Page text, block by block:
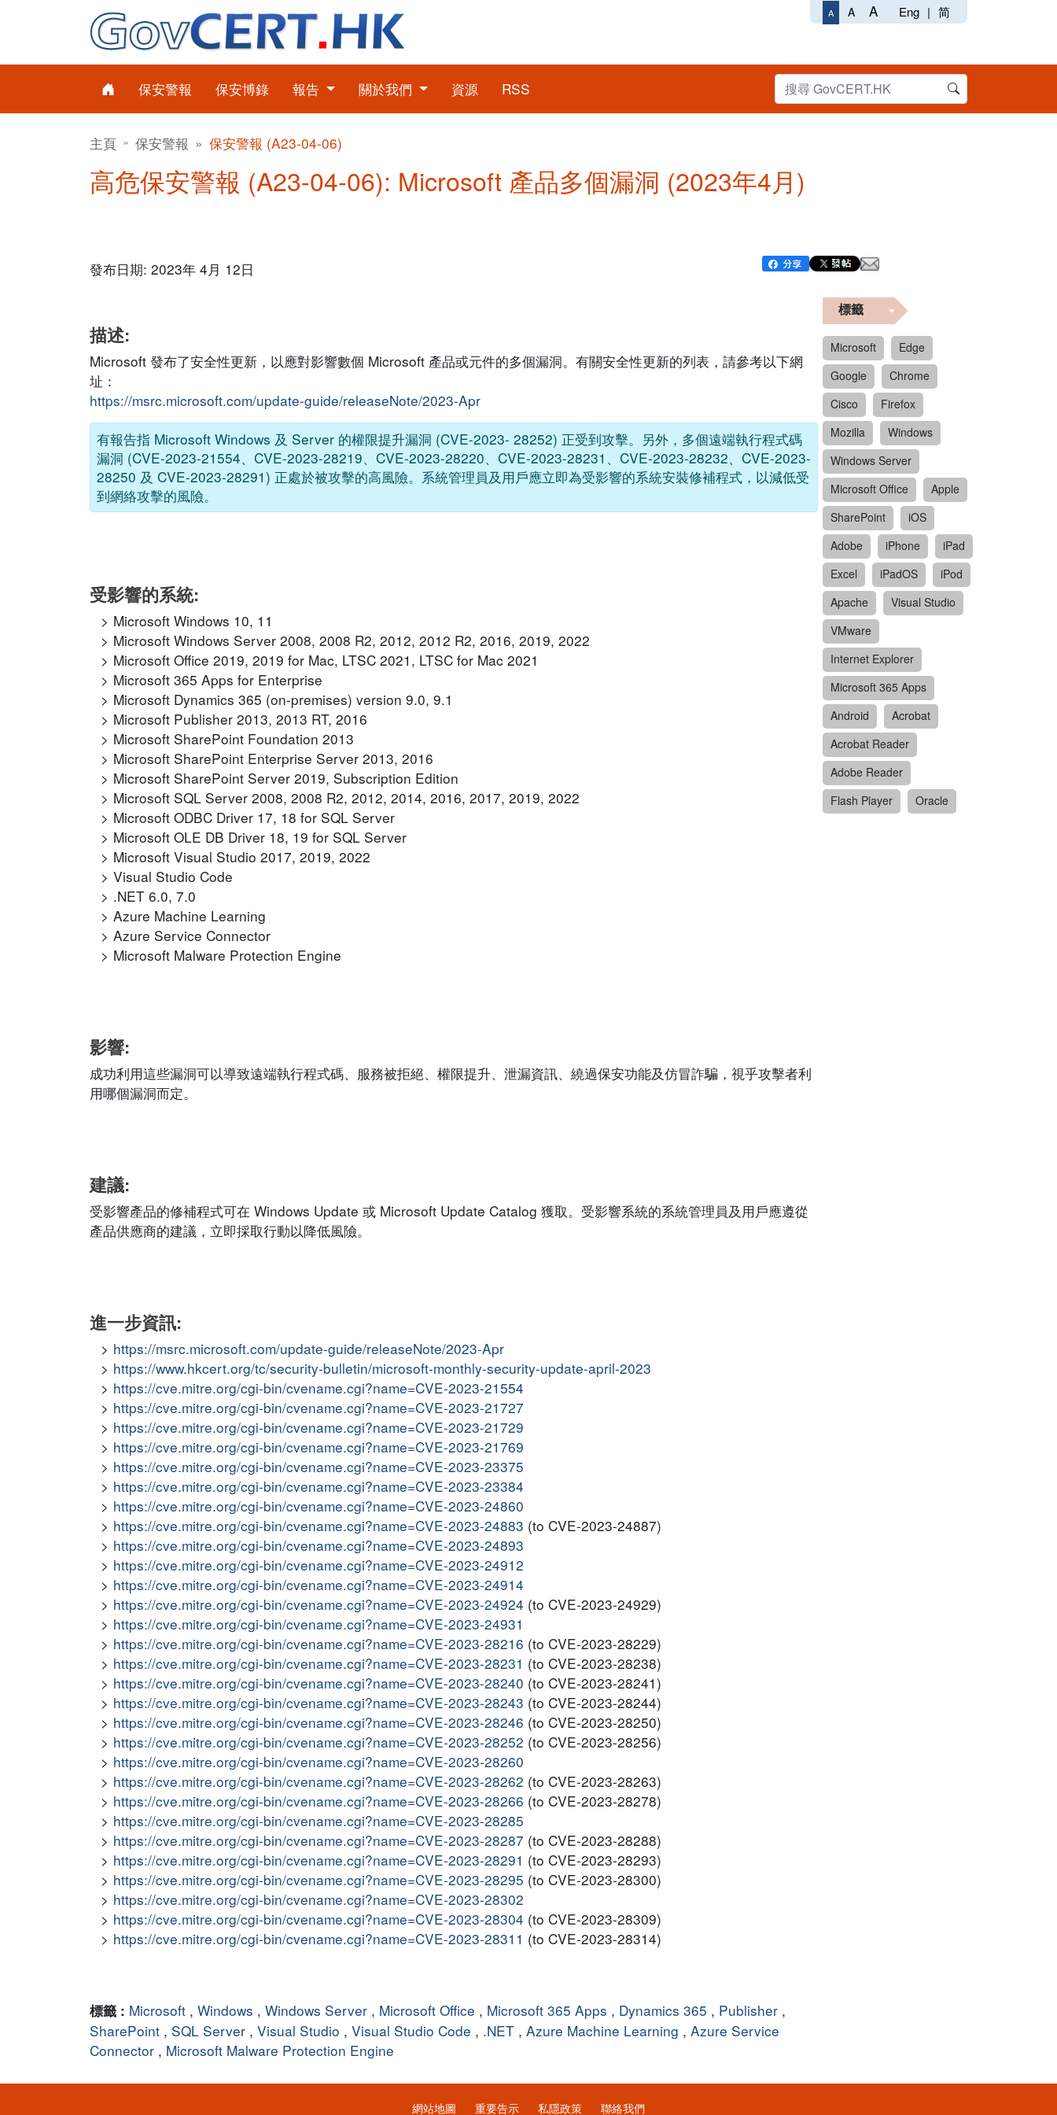
A A A Eng | 简
保安警報 保安博錄 報告 關於我們 資源 RSS
主頁 保安警報 保安警報 (A23-04-06)
高危保安警報 (A23-04-06): Microsoft 產品多個漏洞 (2023年4月)
發布日期: 2023年 4月 12日
描述:
Microsoft 發布了安全性更新，以應對影響數個 Microsoft 產品或元件的多個漏洞。有關安全性更新的列表，請參考以下網
址：
https://msrc.microsoft.com/update-guide/releaseNote/2023-Apr
有報告指 Microsoft Windows 及 Server 的權限提升漏洞 (CVE-2023- 28252) 正受到攻擊。另外，多個遠端執行程式碼
漏洞 (CVE-2023-21554、CVE-2023-28219、CVE-2023-28220、CVE-2023-28231、CVE-2023-28232、CVE-2023-
28250 及 CVE-2023-28291) 正處於被攻擊的高風險。系統管理員及用戶應立即為受影響的系統安裝修補程式，以減低受
到網絡攻擊的風險。
受影響的系統:
Microsoft Windows 10, 11
Microsoft Windows Server 2008, 2008 R2, 2012, 2012 R2, 2016, 2019, 2022
Microsoft Office 2019, 2019 for Mac, LTSC 2021, LTSC for Mac 2021
Microsoft 365 Apps for Enterprise
Microsoft Dynamics 365 (on-premises) version 9.0, 9.1
Microsoft Publisher 2013, 2013 RT, 2016
Microsoft SharePoint Foundation 2013
Microsoft SharePoint Enterprise Server 2013, 2016
Microsoft SharePoint Server 2019, Subscription Edition
Microsoft SQL Server 2008, 2008 R2, 2012, 2014, 2016, 2017, 2019, 2022
Microsoft ODBC Driver 17, 18 for SQL Server
Microsoft OLE DB Driver 18, 19 for SQL Server
Microsoft Visual Studio 2017, 2019, 2022
Visual Studio Code
.NET 6.0, 7.0
Azure Machine Learning
Azure Service Connector
Microsoft Malware Protection Engine
影響:
成功利用這些漏洞可以導致遠端執行程式碼、服務被拒絕、權限提升、泄漏資訊、繞過保安功能及仿冒詐騙，視乎攻擊者利
用哪個漏洞而定。
建議:
受影響產品的修補程式可在 Windows Update 或 Microsoft Update Catalog 獲取。受影響系統的系統管理員及用戶應遵從
產品供應商的建議，立即採取行動以降低風險。
進一步資訊:
https://msrc.microsoft.com/update-guide/releaseNote/2023-Apr
https://www.hkcert.org/tc/security-bulletin/microsoft-monthly-security-update-april-2023
https://cve.mitre.org/cgi-bin/cvename.cgi?name=CVE-2023-21554
https://cve.mitre.org/cgi-bin/cvename.cgi?name=CVE-2023-21727
https://cve.mitre.org/cgi-bin/cvename.cgi?name=CVE-2023-21729
https://cve.mitre.org/cgi-bin/cvename.cgi?name=CVE-2023-21769
https://cve.mitre.org/cgi-bin/cvename.cgi?name=CVE-2023-23375
https://cve.mitre.org/cgi-bin/cvename.cgi?name=CVE-2023-23384
https://cve.mitre.org/cgi-bin/cvename.cgi?name=CVE-2023-24860
https://cve.mitre.org/cgi-bin/cvename.cgi?name=CVE-2023-24883 (to CVE-2023-24887)
https://cve.mitre.org/cgi-bin/cvename.cgi?name=CVE-2023-24893
https://cve.mitre.org/cgi-bin/cvename.cgi?name=CVE-2023-24912
https://cve.mitre.org/cgi-bin/cvename.cgi?name=CVE-2023-24914
https://cve.mitre.org/cgi-bin/cvename.cgi?name=CVE-2023-24924 (to CVE-2023-24929)
https://cve.mitre.org/cgi-bin/cvename.cgi?name=CVE-2023-24931
https://cve.mitre.org/cgi-bin/cvename.cgi?name=CVE-2023-28216 (to CVE-2023-28229)
https://cve.mitre.org/cgi-bin/cvename.cgi?name=CVE-2023-28231 (to CVE-2023-28238)
https://cve.mitre.org/cgi-bin/cvename.cgi?name=CVE-2023-28240 (to CVE-2023-28241)
https://cve.mitre.org/cgi-bin/cvename.cgi?name=CVE-2023-28243 (to CVE-2023-28244)
https://cve.mitre.org/cgi-bin/cvename.cgi?name=CVE-2023-28246 (to CVE-2023-28250)
https://cve.mitre.org/cgi-bin/cvename.cgi?name=CVE-2023-28252 (to CVE-2023-28256)
https://cve.mitre.org/cgi-bin/cvename.cgi?name=CVE-2023-28260
https://cve.mitre.org/cgi-bin/cvename.cgi?name=CVE-2023-28262 (to CVE-2023-28263)
https://cve.mitre.org/cgi-bin/cvename.cgi?name=CVE-2023-28266 (to CVE-2023-28278)
https://cve.mitre.org/cgi-bin/cvename.cgi?name=CVE-2023-28285
https://cve.mitre.org/cgi-bin/cvename.cgi?name=CVE-2023-28287 (to CVE-2023-28288)
https://cve.mitre.org/cgi-bin/cvename.cgi?name=CVE-2023-28291 (to CVE-2023-28293)
https://cve.mitre.org/cgi-bin/cvename.cgi?name=CVE-2023-28295 (to CVE-2023-28300)
https://cve.mitre.org/cgi-bin/cvename.cgi?name=CVE-2023-28302
https://cve.mitre.org/cgi-bin/cvename.cgi?name=CVE-2023-28304 (to CVE-2023-28309)
https://cve.mitre.org/cgi-bin/cvename.cgi?name=CVE-2023-28311 (to CVE-2023-28314)
標籤 : Microsoft , Windows , Windows Server , Microsoft Office , Microsoft 365 Apps , Dynamics 365 , Publisher ,
SharePoint , SQL Server , Visual Studio , Visual Studio Code , .NET , Azure Machine Learning , Azure Service
Connector , Microsoft Malware Protection Engine
標籤
Microsoft
Edge
Google
Chrome
Cisco
Firefox
Mozilla
Windows
Windows Server
Microsoft Office
Apple
SharePoint
iOS
Adobe
iPhone
iPad
Excel
iPadOS
iPod
Apache
Visual Studio
VMware
Internet Explorer
Microsoft 365 Apps
Android
Acrobat
Acrobat Reader
Adobe Reader
Flash Player
Oracle
網站地圖 重要告示 私隱政策 聯絡我們